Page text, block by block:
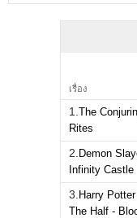
เรื่อง
1. The
Rites
2. Demon
Infinity Castle
3. Harry
The Half -